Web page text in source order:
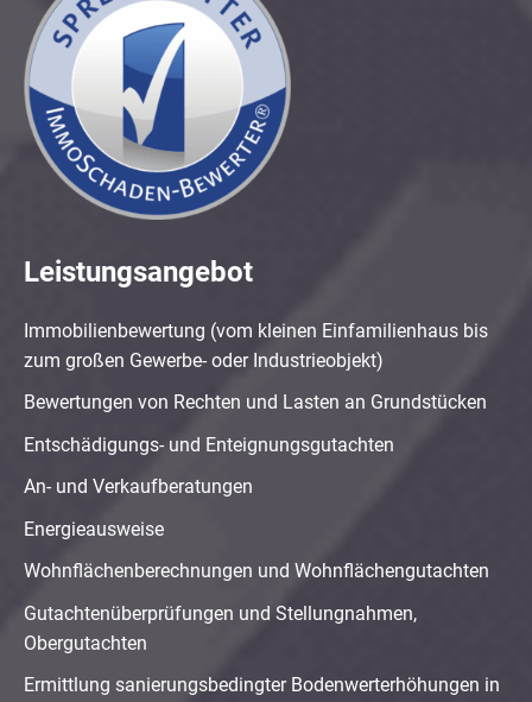
Leistungsangebot
Immobilienbewertung (vom kleinen Einfamilienhaus bis
zum großen Gewerbe- oder Industrieobjekt)
Bewertungen von Rechten und Lasten an Grundstücken
Entschädigungs- und Enteignungsgutachten
An- und Verkaufberatungen
Energieausweise
Wohnflächenberechnungen und Wohnflächengutachten
Gutachtenüberprüfungen und Stellungnahmen,
Obergutachten
Ermittlung sanierungsbedingter Bodenwerterhöhungen in